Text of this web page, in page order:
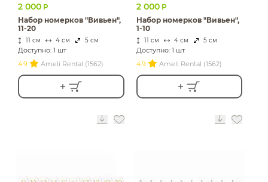
2 000 Р
Набор номерков "Вивьен",
11-20
11 см 4 см 5 см
Доступно: 1 шт
4.9
Ameli Rental (1562)
2 000 Р
Набор номерков "Вивьен",
1-10
11 см 4 см 5 см
Доступно: 1 шт
4.9
Ameli Rental (1562)